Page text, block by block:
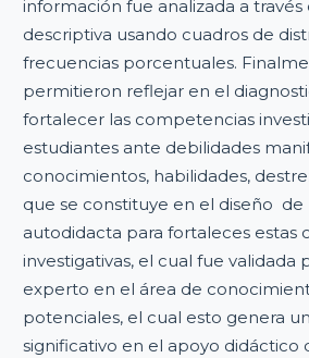
información fue analizada a través
descriptiva usando cuadros de
frecuencias porcentuales.
permitieron reflejar en el
fortalecer las competencias
estudiantes ante debilidades
conocimientos, habilidades,
que se constituye en el diseño de
autodidacta para fortaleces estas
investigativas, el cual fue validada
experto en el área de
potenciales, el cual esto genera
significativo en el apoyo didáctico